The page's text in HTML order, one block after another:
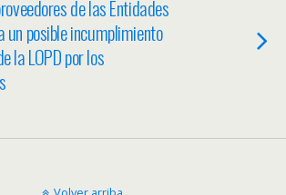
de las Entidades
un posible incumplimiento
la LOPD por los